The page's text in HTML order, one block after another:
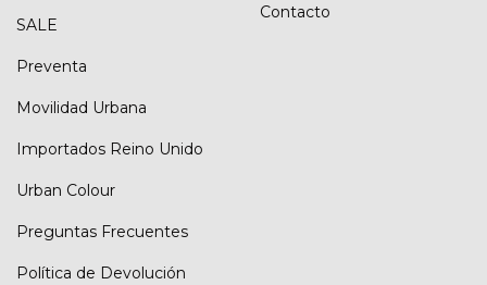
SALE
Preventa
Movilidad Urbana
Importados Reino Unido
Urban Colour
Preguntas Frecuentes
Política de Devolución
Contacto